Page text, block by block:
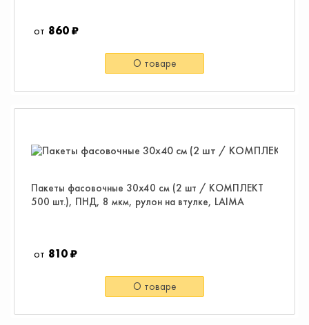
860 ₽
О товаре
Пакеты фасовочные 30х40 см (2 шт / КОМПЛЕКТ
500 шт.), ПНД, 8 мкм, рулон на втулке, LAIMA
810 ₽
О товаре